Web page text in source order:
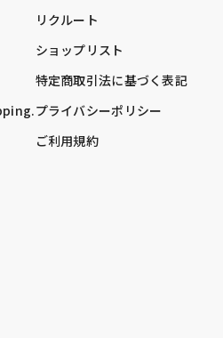
リクルート
ショップリスト
特定商取引法に基づく表記
プライバシーポリシー
ご利用規約